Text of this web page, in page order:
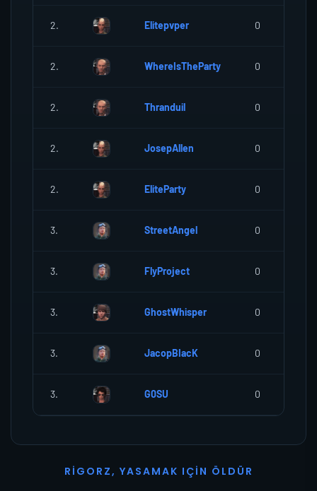
2. Elitepvper 0
2. WhereIsTheParty 0
2. Thranduil 0
2. JosepAllen 0
2. EliteParty 0
3. StreetAngel 0
3. FlyProject 0
3. GhostWhisper 0
3. JacopBIacK 0
3. G0SU 0
R I G O R Z, YASAMAK I ÇI N Ö L D Ü R